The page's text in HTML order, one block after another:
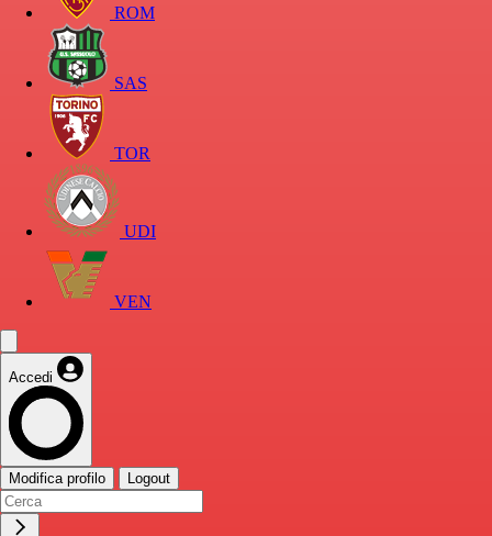
ROM
SAS
TOR
UDI
VEN
Accedi
Modifica profilo Logout